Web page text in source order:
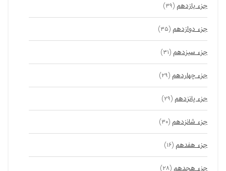
جزء یازدهم (۳۹)
جزء دوازدهم (۳۵)
جزء سیزدهم (۳۱)
جزء چهاردهم (۲۹)
جزء پانزدهم (۲۹)
جزء شانزدهم (۳۰)
جزء هفدهم (۱۶)
جزء هجدهم (۲۸)